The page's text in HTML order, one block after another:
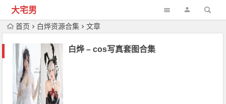
大宅男
首页 白烨资源合集 文章
白烨 – cos写真套图合集